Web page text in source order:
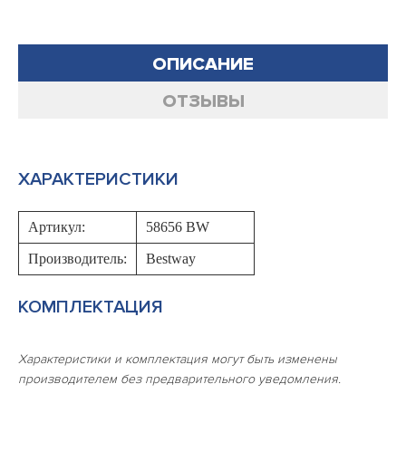
ОПИСАНИЕ
ОТЗЫВЫ
ХАРАКТЕРИСТИКИ
Артикул: 58656 BW
Производитель: Bestway
КОМПЛЕКТАЦИЯ
Характеристики и комплектация могут быть изменены
производителем без предварительного уведомления.